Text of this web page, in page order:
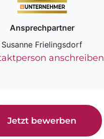
Ansprechpartner
Susanne Frielingsdorf
anschreiben
Jetzt bewerben